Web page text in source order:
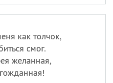
как толчок,
смог.
желанная,
Анатолий, Афанасий,Борис
,Еще
Кристина
значение